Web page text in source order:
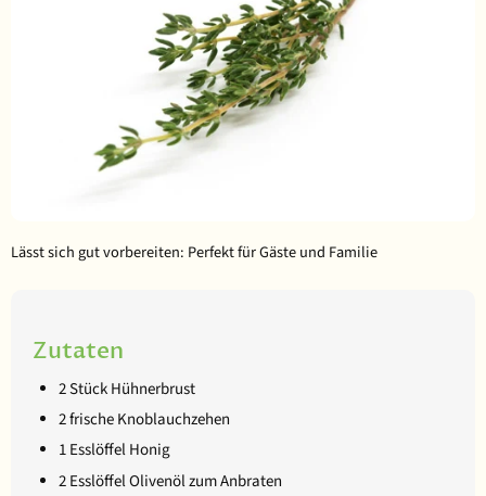
Lässt sich gut vorbereiten: Perfekt für Gäste und Familie
Zutaten
2 Stück Hühnerbrust
2 frische Knoblauchzehen
1 Esslöffel Honig
2 Esslöffel Olivenöl zum Anbraten